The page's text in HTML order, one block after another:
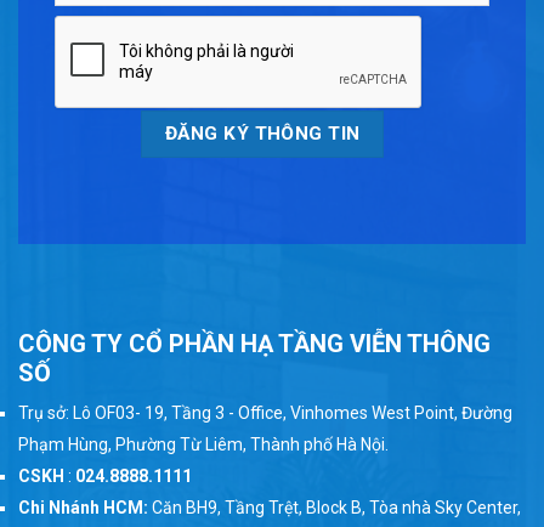
CÔNG TY CỔ PHẦN HẠ TẦNG VIỄN THÔNG
SỐ
Trụ sở: Lô OF03- 19, Tầng 3 - Office, Vinhomes West Point, Đường
Phạm Hùng, Phường Từ Liêm, Thành phố Hà Nội.
CSKH : 024.8888.1111
Chi Nhánh HCM: Căn BH9, Tầng Trệt, Block B, Tòa nhà Sky Center,